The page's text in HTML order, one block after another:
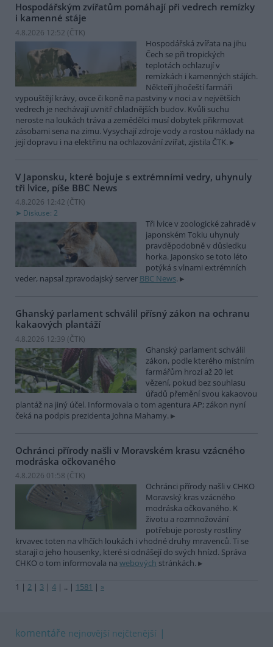
Hospodářským zvířatům pomáhají při vedrech remízky
i kamenné stáje
4.8.2026 12:52 (ČTK)
Hospodářská zvířata na jihu
Čech se při tropických
teplotách ochlazují v
remízkách i kamenných stájích.
Někteří jihočeští farmáři
vypouštějí krávy, ovce či koně na pastviny v noci a v největších
vedrech je nechávají uvnitř chladnějších budov. Kvůli suchu
neroste na loukách tráva a zemědělci musí dobytek přikrmovat
zásobami sena na zimu. Vysychají zdroje vody a rostou náklady na
její dopravu i na elektřinu na ochlazování zvířat, zjistila ČTK.
V Japonsku, které bojuje s extrémními vedry, uhynuly
tři lvice, píše BBC News
4.8.2026 12:42 (ČTK)
Diskuse: 2
Tři lvice v zoologické zahradě v
japonském Tokiu uhynuly
pravděpodobně v důsledku
horka. Japonsko se toto léto
potýká s vlnami extrémních
veder, napsal zpravodajský server BBC News.
Ghanský parlament schválil přísný zákon na ochranu
kakaových plantáží
4.8.2026 12:39 (ČTK)
Ghanský parlament schválil
zákon, podle kterého místním
farmářům hrozí až 20 let
vězení, pokud bez souhlasu
úřadů přemění svou kakaovou
plantáž na jiný účel. Informovala o tom agentura AP; zákon nyní
čeká na podpis prezidenta Johna Mahamy.
Ochránci přírody našli v Moravském krasu vzácného
modráska očkovaného
4.8.2026 01:58 (ČTK)
Ochránci přírody našli v CHKO
Moravský kras vzácného
modráska očkovaného. K
životu a rozmnožování
potřebuje porosty rostliny
krvavec toten na vlhčích loukách i vhodné druhy mravenců. Ti se
starají o jeho housenky, které si odnášejí do svých hnízd. Správa
CHKO o tom informovala na webových stránkách.
1 | 2 | 3 | 4 | .. | 1581 | »
komentáře nejnovější nejčtenější